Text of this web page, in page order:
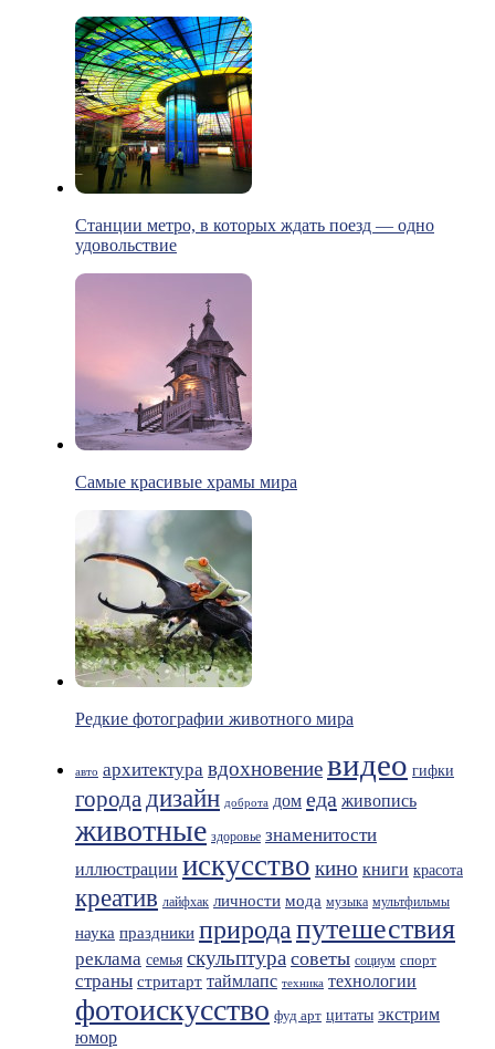
Станции метро, в которых ждать поезд — одно
удовольствие
Самые красивые храмы мира
Редкие фотографии животного мира
авто архитектура вдохновениевидео гифки
городадизайн доброта дом еда живопись
животные здоровье знаменитости
иллюстрации искусство кино книги красота
креатив лайфхак личности мода музыка мультфильмы
наука праздники природапутешествия
реклама семья скульптура советы социум спорт
страны стритарт таймлапс техника технологии
фотоискусство фуд арт цитаты экстрим
юмор